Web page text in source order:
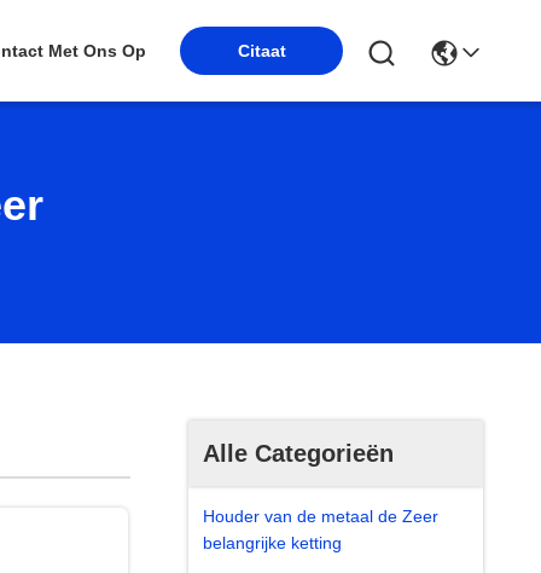
Met Ons Op Citaat
Alle Categorieën
Houder van de metaal de Zeer
belangrijke ketting